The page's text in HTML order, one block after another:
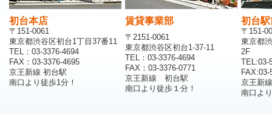
初台本店
〒151-0061
東京都渋谷区初台1丁目37番11
TEL：03-3376-4694
FAX：03-3376-4695
京王新線 初台駅
南口より徒歩1分！
賃貸事業部
〒2151-0061
東京都渋谷区初台1-37-11
TEL：03-3376-4694
FAX：03-3376-0771
京王新線 初台駅
南口より徒歩１分！
初台
〒151-
東京都
2F
TEL:03-
FAX:03-
京王新
南口よ